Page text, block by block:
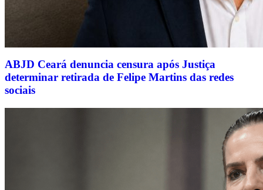
ABJD Ceará denuncia censura após Justiça
determinar retirada de Felipe Martins das redes
sociais